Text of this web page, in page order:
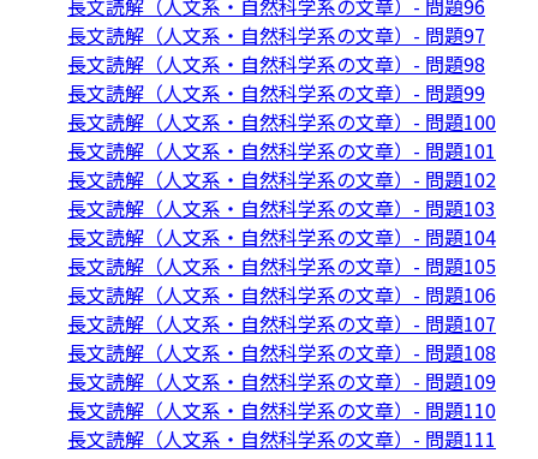
長文読解（人文系・自然科学系の文章）- 問題96
長文読解（人文系・自然科学系の文章）- 問題97
長文読解（人文系・自然科学系の文章）- 問題98
長文読解（人文系・自然科学系の文章）- 問題99
長文読解（人文系・自然科学系の文章）- 問題100
長文読解（人文系・自然科学系の文章）- 問題101
長文読解（人文系・自然科学系の文章）- 問題102
長文読解（人文系・自然科学系の文章）- 問題103
長文読解（人文系・自然科学系の文章）- 問題104
長文読解（人文系・自然科学系の文章）- 問題105
長文読解（人文系・自然科学系の文章）- 問題106
長文読解（人文系・自然科学系の文章）- 問題107
長文読解（人文系・自然科学系の文章）- 問題108
長文読解（人文系・自然科学系の文章）- 問題109
長文読解（人文系・自然科学系の文章）- 問題110
長文読解（人文系・自然科学系の文章）- 問題111